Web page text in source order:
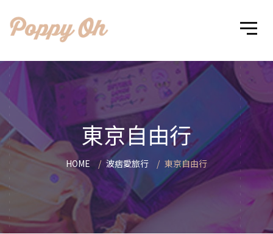
東京自由行
HOME 波痞愛旅行 東京自由行